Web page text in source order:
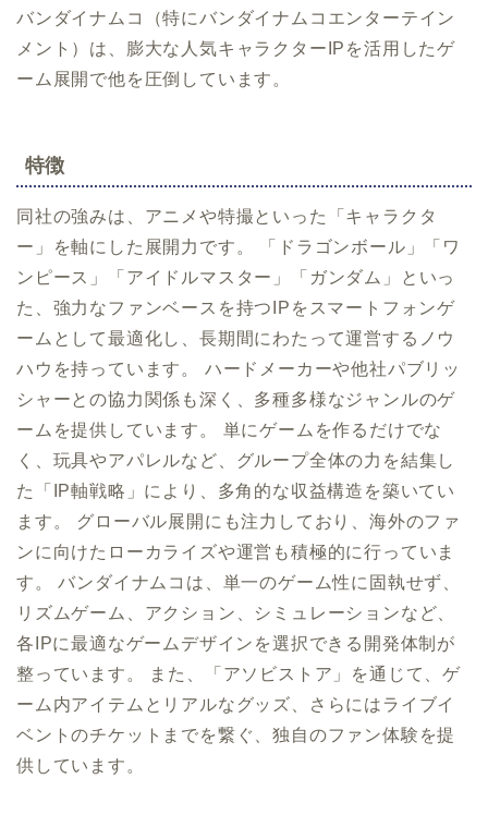
バンダイナムコ（特にバンダイナムコエンターテイン
メント）は、膨大な人気キャラクターIPを活用したゲ
ーム展開で他を圧倒しています。
特徴
同社の強みは、アニメや特撮といった「キャラクタ
ー」を軸にした展開力です。 「ドラゴンボール」「ワ
ンピース」「アイドルマスター」「ガンダム」といっ
た、強力なファンベースを持つIPをスマートフォンゲ
ームとして最適化し、長期間にわたって運営するノウ
ハウを持っています。 ハードメーカーや他社パブリッ
シャーとの協力関係も深く、多種多様なジャンルのゲ
ームを提供しています。 単にゲームを作るだけでな
く、玩具やアパレルなど、グループ全体の力を結集し
た「IP軸戦略」により、多角的な収益構造を築いてい
ます。 グローバル展開にも注力しており、海外のファ
ンに向けたローカライズや運営も積極的に行っていま
す。 バンダイナムコは、単一のゲーム性に固執せず、
リズムゲーム、アクション、シミュレーションなど、
各IPに最適なゲームデザインを選択できる開発体制が
整っています。 また、「アソビストア」を通じて、ゲ
ーム内アイテムとリアルなグッズ、さらにはライブイ
ベントのチケットまでを繋ぐ、独自のファン体験を提
供しています。